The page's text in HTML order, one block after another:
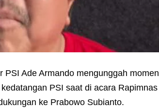
PSI Ade Armando mengunggah momen
PSI saat di acara Rapimnas
ke Prabowo Subianto.